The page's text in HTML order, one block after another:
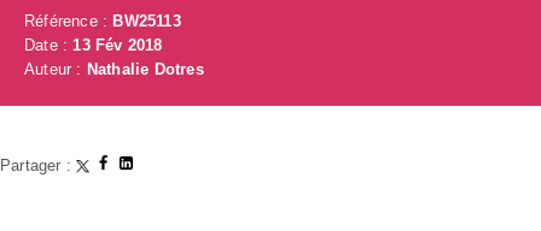
Référence : BW25113
Date :13 Fév 2018
Auteur : Nathalie Dotres
Partager :